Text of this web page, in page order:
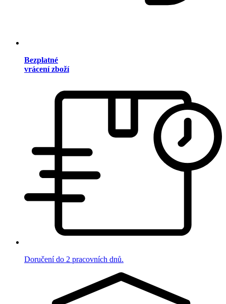
Bezplatné
vrácení zboží
Doručení do 2 pracovních dnů.